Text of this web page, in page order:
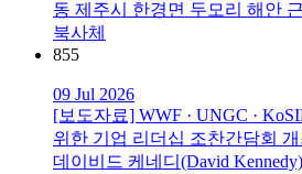
동 제주시 한경면 두모리 해안
북사체
855
09 Jul 2026
[보도자료] WWF · UNGC ·
위한 기업 리더십 조찬간담회 개
데이비드 케네디(David